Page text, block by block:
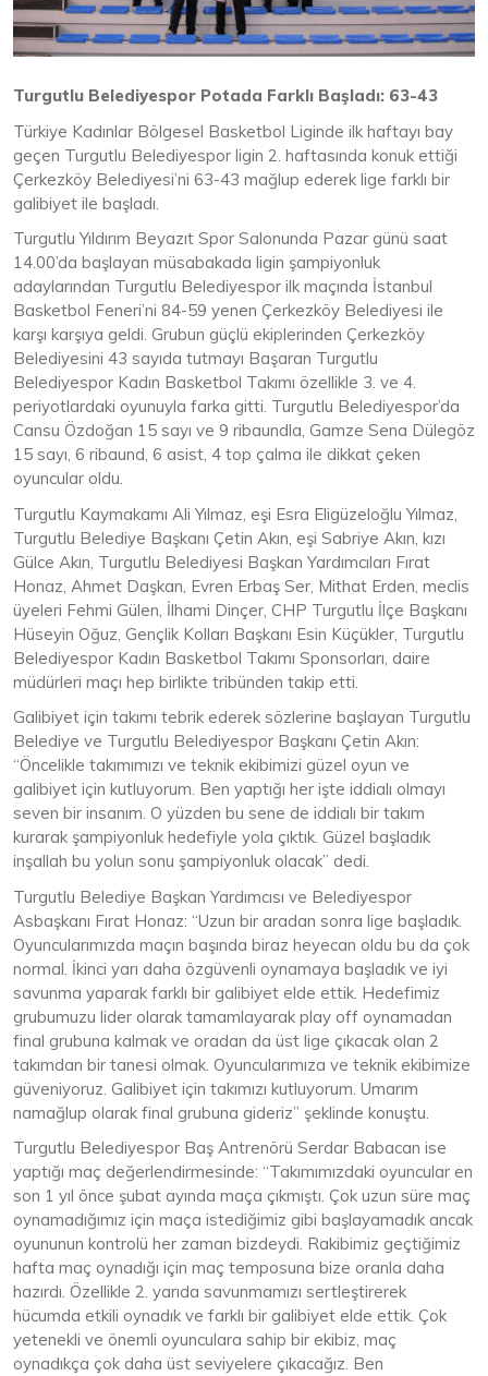
Turgutlu Belediyespor Potada Farklı Başladı: 63-43
Türkiye Kadınlar Bölgesel Basketbol Liginde ilk haftayı bay
geçen Turgutlu Belediyespor ligin 2. haftasında konuk ettiği
Çerkezköy Belediyesi’ni 63-43 mağlup ederek lige farklı bir
galibiyet ile başladı.
Turgutlu Yıldırım Beyazıt Spor Salonunda Pazar günü saat
14.00’da başlayan müsabakada ligin şampiyonluk
adaylarından Turgutlu Belediyespor ilk maçında İstanbul
Basketbol Feneri’ni 84-59 yenen Çerkezköy Belediyesi ile
karşı karşıya geldi. Grubun güçlü ekiplerinden Çerkezköy
Belediyesini 43 sayıda tutmayı Başaran Turgutlu
Belediyespor Kadın Basketbol Takımı özellikle 3. ve 4.
periyotlardaki oyunuyla farka gitti. Turgutlu Belediyespor’da
Cansu Özdoğan 15 sayı ve 9 ribaundla, Gamze Sena Dülegöz
15 sayı, 6 ribaund, 6 asist, 4 top çalma ile dikkat çeken
oyuncular oldu.
Turgutlu Kaymakamı Ali Yılmaz, eşi Esra Eligüzeloğlu Yılmaz,
Turgutlu Belediye Başkanı Çetin Akın, eşi Sabriye Akın, kızı
Gülce Akın, Turgutlu Belediyesi Başkan Yardımcıları Fırat
Honaz, Ahmet Daşkan, Evren Erbaş Ser, Mithat Erden, meclis
üyeleri Fehmi Gülen, İlhami Dinçer, CHP Turgutlu İlçe Başkanı
Hüseyin Oğuz, Gençlik Kolları Başkanı Esin Küçükler, Turgutlu
Belediyespor Kadın Basketbol Takımı Sponsorları, daire
müdürleri maçı hep birlikte tribünden takip etti.
Galibiyet için takımı tebrik ederek sözlerine başlayan Turgutlu
Belediye ve Turgutlu Belediyespor Başkanı Çetin Akın:
“Öncelikle takımımızı ve teknik ekibimizi güzel oyun ve
galibiyet için kutluyorum. Ben yaptığı her işte iddialı olmayı
seven bir insanım. O yüzden bu sene de iddialı bir takım
kurarak şampiyonluk hedefiyle yola çıktık. Güzel başladık
inşallah bu yolun sonu şampiyonluk olacak” dedi.
Turgutlu Belediye Başkan Yardımcısı ve Belediyespor
Asbaşkanı Fırat Honaz: “Uzun bir aradan sonra lige başladık.
Oyuncularımızda maçın başında biraz heyecan oldu bu da çok
normal. İkinci yarı daha özgüvenli oynamaya başladık ve iyi
savunma yaparak farklı bir galibiyet elde ettik. Hedefimiz
grubumuzu lider olarak tamamlayarak play off oynamadan
final grubuna kalmak ve oradan da üst lige çıkacak olan 2
takımdan bir tanesi olmak. Oyuncularımıza ve teknik ekibimize
güveniyoruz. Galibiyet için takımızı kutluyorum. Umarım
namağlup olarak final grubuna gideriz” şeklinde konuştu.
Turgutlu Belediyespor Baş Antrenörü Serdar Babacan ise
yaptığı maç değerlendirmesinde: “Takımımızdaki oyuncular en
son 1 yıl önce şubat ayında maça çıkmıştı. Çok uzun süre maç
oynamadığımız için maça istediğimiz gibi başlayamadık ancak
oyununun kontrolü her zaman bizdeydi. Rakibimiz geçtiğimiz
hafta maç oynadığı için maç temposuna bize oranla daha
hazırdı. Özellikle 2. yarıda savunmamızı sertleştirerek
hücumda etkili oynadık ve farklı bir galibiyet elde ettik. Çok
yetenekli ve önemli oyunculara sahip bir ekibiz, maç
oynadıkça çok daha üst seviyelere çıkacağız. Ben